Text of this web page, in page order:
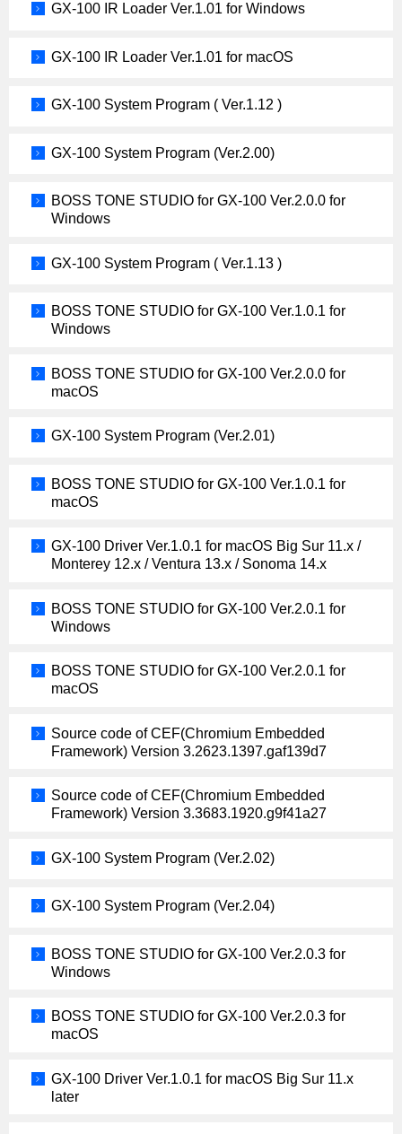
GX-100 IR Loader Ver.1.01 for Windows
GX-100 IR Loader Ver.1.01 for macOS
GX-100 System Program ( Ver.1.12 )
GX-100 System Program (Ver.2.00)
BOSS TONE STUDIO for GX-100 Ver.2.0.0 for
Windows
GX-100 System Program ( Ver.1.13 )
BOSS TONE STUDIO for GX-100 Ver.1.0.1 for
Windows
BOSS TONE STUDIO for GX-100 Ver.2.0.0 for
macOS
GX-100 System Program (Ver.2.01)
BOSS TONE STUDIO for GX-100 Ver.1.0.1 for
macOS
GX-100 Driver Ver.1.0.1 for macOS Big Sur 11.x /
Monterey 12.x / Ventura 13.x / Sonoma 14.x
BOSS TONE STUDIO for GX-100 Ver.2.0.1 for
Windows
BOSS TONE STUDIO for GX-100 Ver.2.0.1 for
macOS
Source code of CEF(Chromium Embedded
Framework) Version 3.2623.1397.gaf139d7
Source code of CEF(Chromium Embedded
Framework) Version 3.3683.1920.g9f41a27
GX-100 System Program (Ver.2.02)
GX-100 System Program (Ver.2.04)
BOSS TONE STUDIO for GX-100 Ver.2.0.3 for
Windows
BOSS TONE STUDIO for GX-100 Ver.2.0.3 for
macOS
GX-100 Driver Ver.1.0.1 for macOS Big Sur 11.x
later